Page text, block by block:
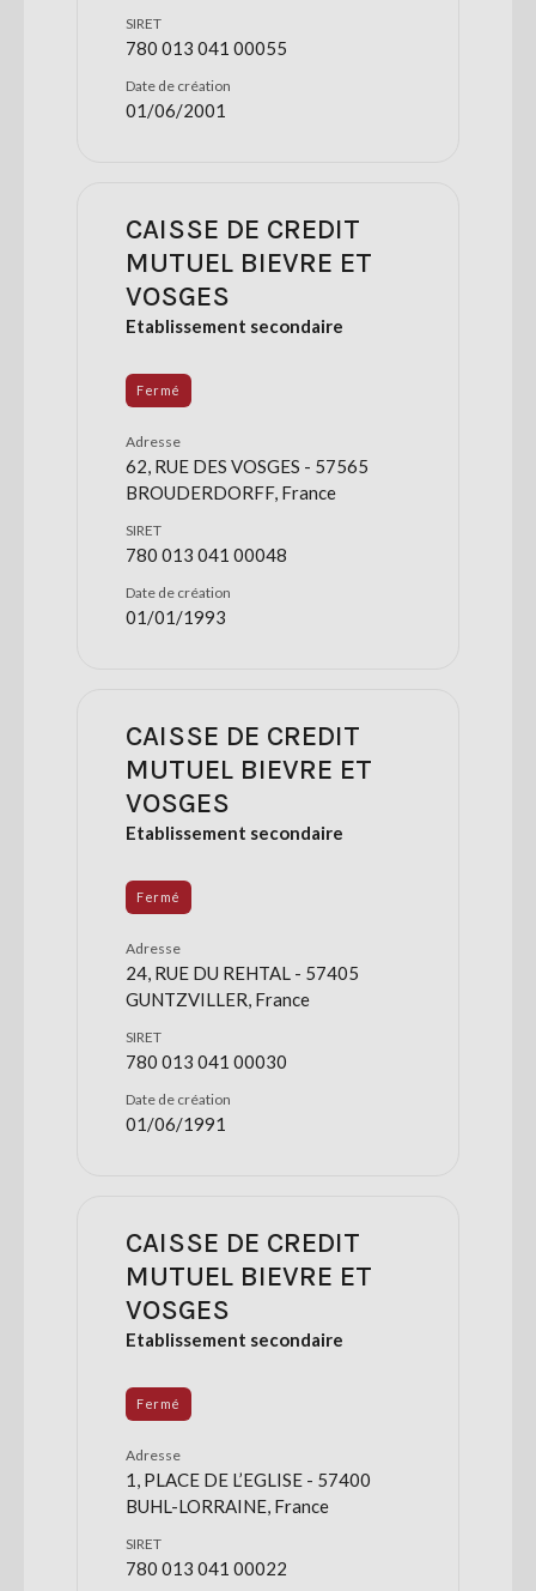
SIRET
780 013 041 00055
Date de création
01/06/2001
CAISSE DE CREDIT
MUTUEL BIEVRE ET
VOSGES
Etablissement secondaire
Fermé
Adresse
62, RUE DES VOSGES - 57565
BROUDERDORFF, France
SIRET
780 013 041 00048
Date de création
01/01/1993
CAISSE DE CREDIT
MUTUEL BIEVRE ET
VOSGES
Etablissement secondaire
Fermé
Adresse
24, RUE DU REHTAL - 57405
GUNTZVILLER, France
SIRET
780 013 041 00030
Date de création
01/06/1991
CAISSE DE CREDIT
MUTUEL BIEVRE ET
VOSGES
Etablissement secondaire
Fermé
Adresse
1, PLACE DE L’EGLISE - 57400
BUHL-LORRAINE, France
SIRET
780 013 041 00022